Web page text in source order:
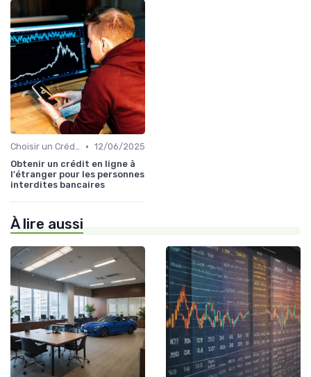
Choisir un Crédit Immobilier • 12/06/2025
Obtenir un crédit en ligne à
l'étranger pour les personnes
interdites bancaires
À lire aussi